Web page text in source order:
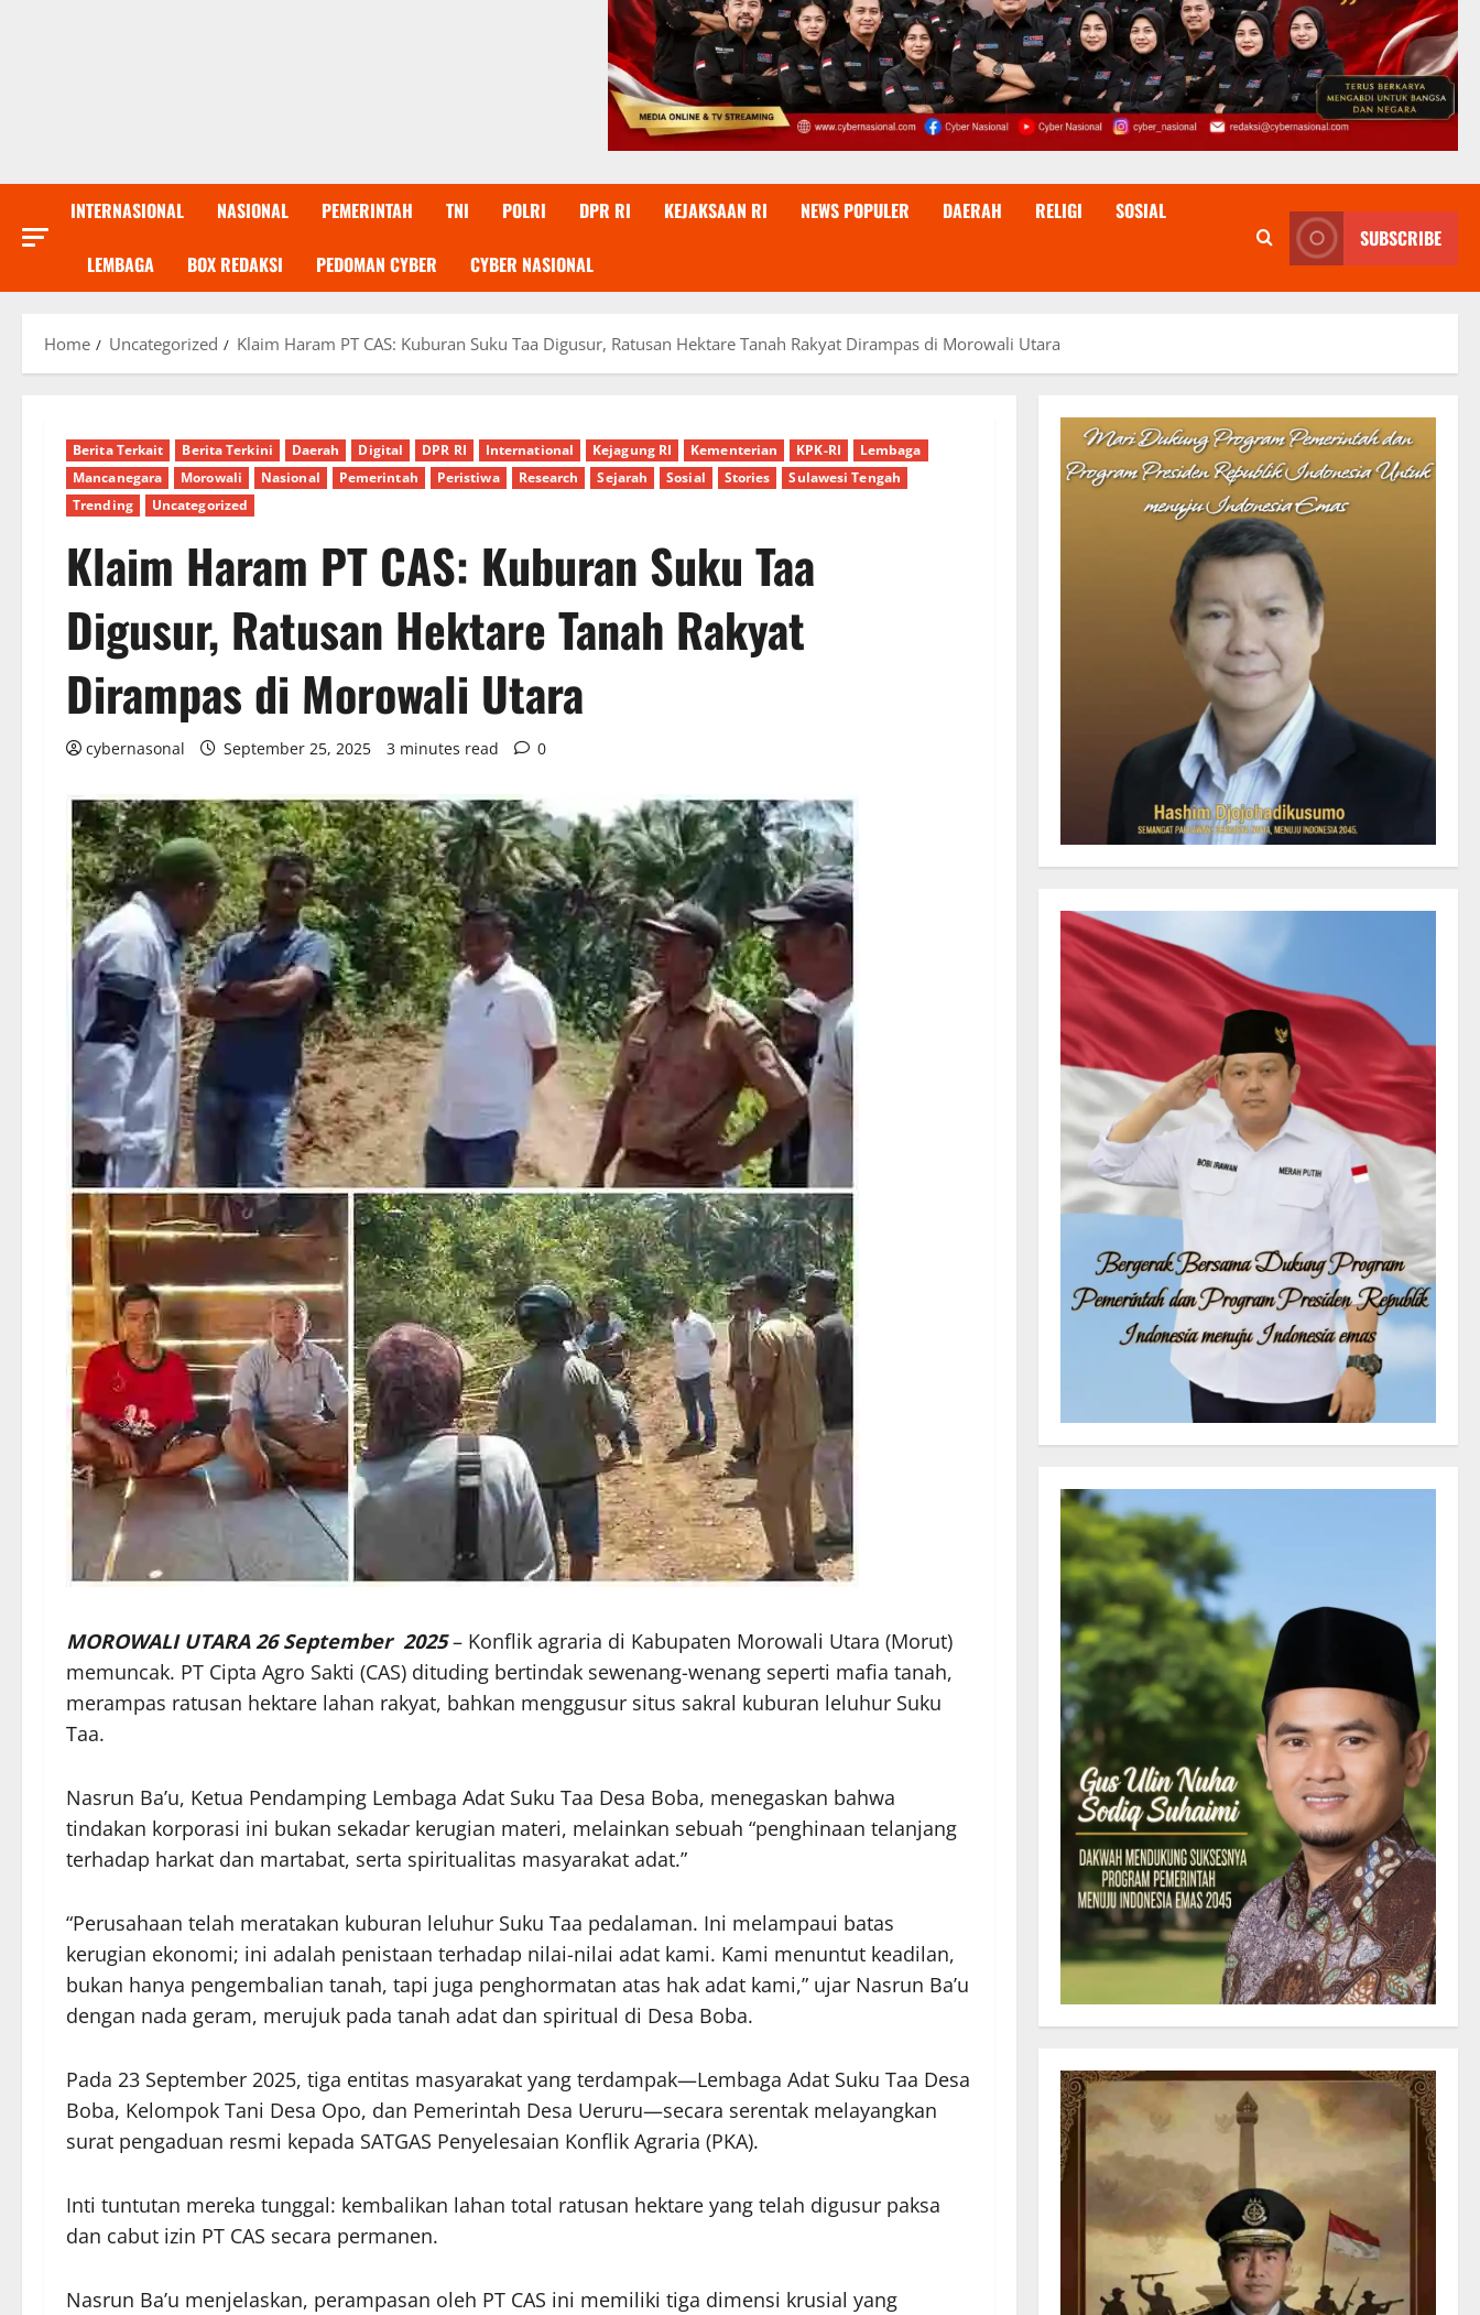
INTERNASIONAL NASIONAL PEMERINTAH TNI POLRI DPR RI KEJAKSAAN RI NEWS POPULER DAERAH RELIGI SOSIAL
LEMBAGA BOX REDAKSI PEDOMAN CYBER CYBER NASIONAL
SUBSCRIBE
Home Uncategorized Klaim Haram PT CAS: Kuburan Suku Taa Digusur, Ratusan Hektare Tanah Rakyat Dirampas di Morowali Utara
Berita Terkait Berita Terkini Daerah Digital DPR RI International Kejagung RI Kementerian KPK-RI
Lembaga
Mancanegara
Morowali Nasional Pemerintah Peristiwa Research Sejarah Sosial Stories
Sulawesi Tengah
Trending
Uncategorized
Klaim Haram PT CAS: Kuburan Suku Taa
Digusur, Ratusan Hektare Tanah Rakyat
Dirampas di Morowali Utara
cybernasonal September 25, 2025 3 minutes read 0
MOROWALI UTARA 26 September 2025– Konflik agraria di Kabupaten Morowali Utara (Morut)
memuncak. PT Cipta Agro Sakti (CAS) dituding bertindak sewenang-wenang seperti mafia tanah,
merampas ratusan hektare lahan rakyat, bahkan menggusur situs sakral kuburan leluhur Suku
Taa.
Nasrun Ba’u, Ketua Pendamping Lembaga Adat Suku Taa Desa Boba, menegaskan bahwa
tindakan korporasi ini bukan sekadar kerugian materi, melainkan sebuah “penghinaan telanjang
terhadap harkat dan martabat, serta spiritualitas masyarakat adat.”
“Perusahaan telah meratakan kuburan leluhur Suku Taa pedalaman. Ini melampaui batas
kerugian ekonomi; ini adalah penistaan terhadap nilai-nilai adat kami. Kami menuntut keadilan,
bukan hanya pengembalian tanah, tapi juga penghormatan atas hak adat kami,” ujar Nasrun Ba’u
dengan nada geram, merujuk pada tanah adat dan spiritual di Desa Boba.
Pada 23 September 2025, tiga entitas masyarakat yang terdampak—Lembaga Adat Suku Taa Desa
Boba, Kelompok Tani Desa Opo, dan Pemerintah Desa Ueruru—secara serentak melayangkan
surat pengaduan resmi kepada SATGAS Penyelesaian Konflik Agraria (PKA).
Inti tuntutan mereka tunggal: kembalikan lahan total ratusan hektare yang telah digusur paksa
dan cabut izin PT CAS secara permanen.
Nasrun Ba’u menjelaskan, perampasan oleh PT CAS ini memiliki tiga dimensi krusial yang